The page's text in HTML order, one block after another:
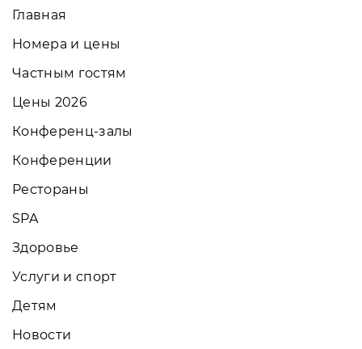
Главная
Номера и цены
Частным гостям
Цены 2026
Конференц-залы
Конференции
Рестораны
SPA
Здоровье
Услуги и спорт
Детям
Новости